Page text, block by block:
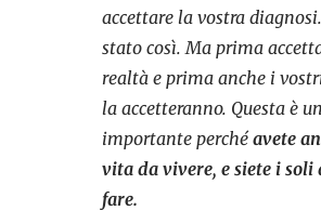
accettare la vostra
stato così. Ma prima
realtà e prima anche i
la accetteranno. Questa è
importante perchéavete
vita da vivere, e siete i soli
fare.